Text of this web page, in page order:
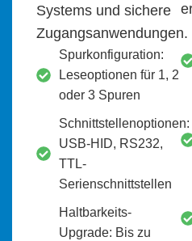
Systems und sichere
Zugangsanwendungen.
Spurkonfiguration:
Leseoptionen für 1, 2
oder 3 Spuren
Schnittstellenoptionen:
USB-HID, RS232,
TTL-
Serienschnittstellen
Haltbarkeits-
Upgrade: Bis zu